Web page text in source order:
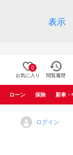
表示
0
お気に入り 閲覧履歴
ローン 保険 新車・
ログイン